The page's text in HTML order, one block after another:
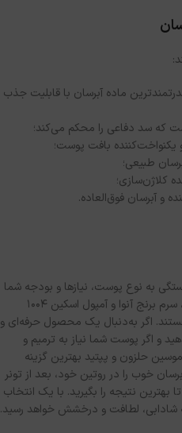
:
ماده آبرسان با قابلیت جذب
که سد دفاعی را محکم می‌کند؛
یکنواخت‌کننده بافت پوست؛
طبیعی؛
کلاژن‌سازی؛
و آبرسان فوق‌العاده.
به نوع پوست، نیازها و بودجه شما
برنج آنوا و آمپول اسکین 1004
. اگر به‌دنبال یک محصول حرفه‌ای و
و اگر پوست شما نیاز به ترمیم و
حلزون و پپتید بهترین گزینه
خوب را در روتین خود، بعد از تونر
بهترین نتیجه را بگیرید. با یک انتخاب
لطافت و درخشش خواهد رسید.